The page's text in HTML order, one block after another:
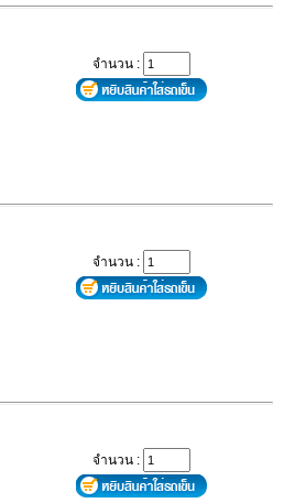
จำนวน :
จำนวน :
จำนวน :